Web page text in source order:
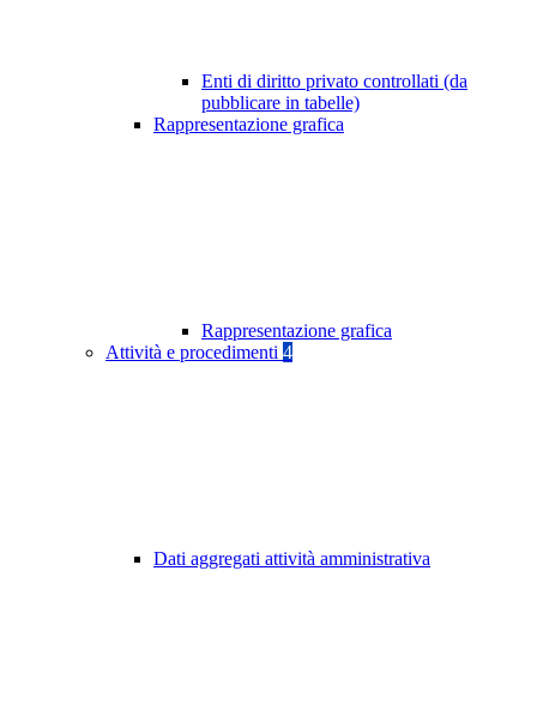
Enti di diritto privato controllati (da
pubblicare in tabelle)
Rappresentazione grafica
Rappresentazione grafica
Attività e procedimenti 4
Dati aggregati attività amministrativa